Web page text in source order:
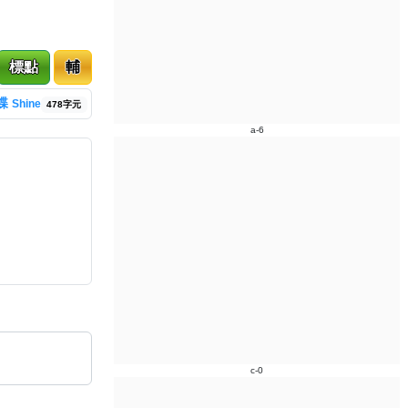
標點 輔
Shine 478字元
a-6
c-0